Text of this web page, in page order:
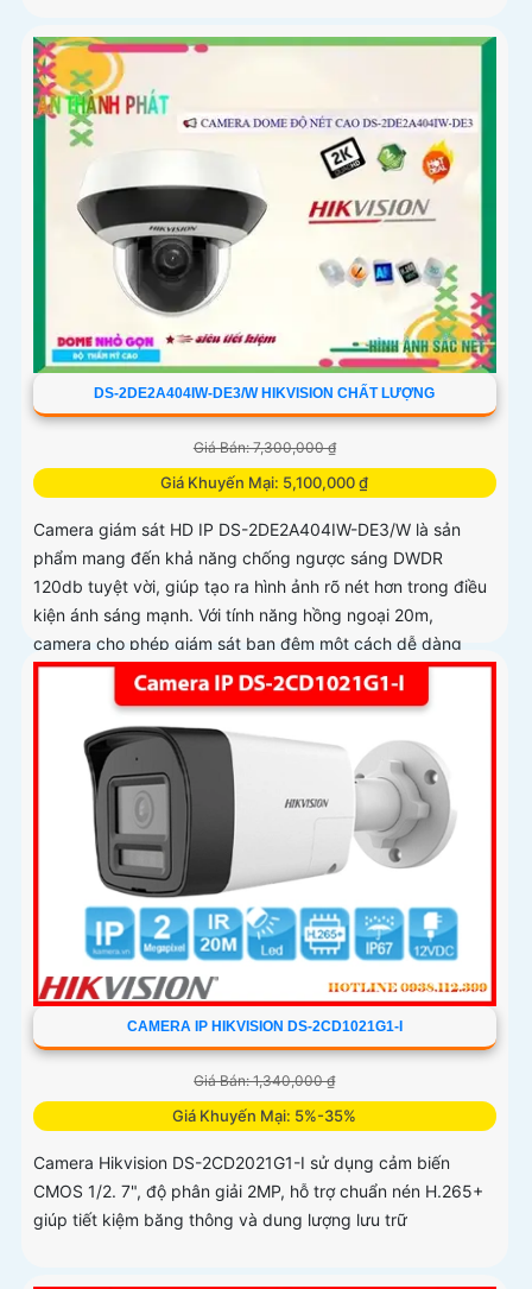
DS-2DE2A404IW-DE3/W HIKVISION CHẤT LƯỢNG
Giá Bán: 7,300,000 ₫
Giá Khuyến Mại: 5,100,000 ₫
Camera giám sát HD IP DS-2DE2A404IW-DE3/W là sản
phẩm mang đến khả năng chống ngược sáng DWDR
120db tuyệt vời, giúp tạo ra hình ảnh rõ nét hơn trong điều
kiện ánh sáng mạnh. Với tính năng hồng ngoại 20m,
camera cho phép giám sát ban đêm một cách dễ dàng
CAMERA IP HIKVISION DS-2CD1021G1-I
Giá Bán: 1,340,000 ₫
Giá Khuyến Mại: 5%-35%
Camera Hikvision DS-2CD2021G1-I sử dụng cảm biến
CMOS 1/2. 7", độ phân giải 2MP, hỗ trợ chuẩn nén H.265+
giúp tiết kiệm băng thông và dung lượng lưu trữ